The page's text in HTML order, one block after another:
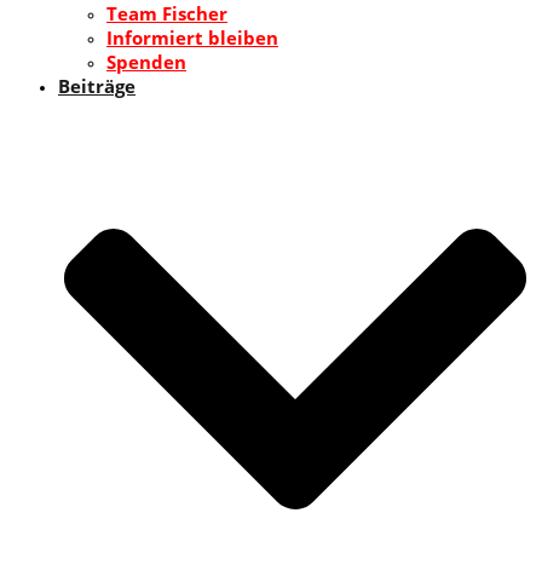
Team Fischer
Informiert bleiben
Spenden
Beiträge